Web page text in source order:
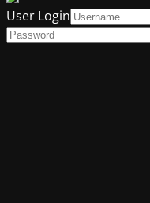
User Login